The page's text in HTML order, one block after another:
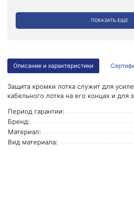
ПОКАЗАТЬ ЕЩЕ
Описание и характеристики
Защита кромки лотка служит для
кабельного лотка на его концах и для
Период гарантии:
Бренд:
Материал:
Вид материала: